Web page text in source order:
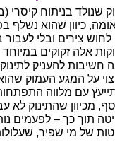
שנולד בניתוח קיסרי
כיוון שהוא נשלף
לחוש צירים ובלי
אלה זקוקים
חשיבות להעניק
על המגע העמוק
עם מלווה
מכיוון שהתינוק לא
תוך כך – לפעמים
של מי שפיר,